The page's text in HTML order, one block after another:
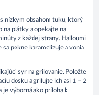
nízkym obsahom tuku, ktorý
na plátky a opekajte na
z každej strany. Halloumi
pekne karamelizuje a vonia
syr na grilovanie. Položte
dosku a grilujte ich asi 1 – 2
je výborná ako príloha k